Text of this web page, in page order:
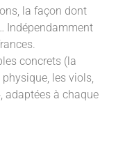
la façon dont
Indépendamment
concrets (la
les viols,
adaptées à chaque